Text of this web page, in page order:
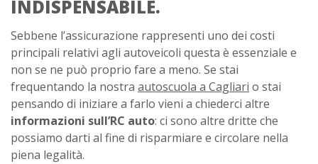
INDISPENSABILE.
Sebbene l’assicurazione rappresenti uno dei costi
principali relativi agli autoveicoli questa è essenziale e
non se ne può proprio fare a meno. Se stai
frequentando la nostra autoscuola a Cagliari o stai
pensando di iniziare a farlo vieni a chiederci altre
informazioni sull’RC auto: ci sono altre dritte che
possiamo darti al fine di risparmiare e circolare nella
piena legalità.